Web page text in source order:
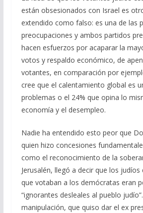
están obsesionados con Israel es
extendido como falso: es una de las
preocupaciones y ambos partidos
hacen esfuerzos por acaparar la
votos y respaldo económico, de
votantes, en comparación por
cree que el calentamiento global es
problemas o el 24% que opina lo
economía y el desempleo.
Nadie ha entendido esto peor que
quien hizo concesiones
como el reconocimiento de la
Jerusalén, llegó a decir que los
que votaban a los demócratas eran
“ignorantes desleales al pueblo
manipulación, que quiso dar el ex